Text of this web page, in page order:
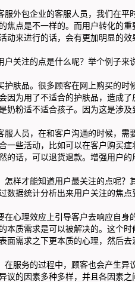
服外包企业的客服人员，我们在平
焦点是不一样的。而用户转化的
动来进行的话，会有更加明显的效
注的点是什么呢？举个例子来
。很多顾客在网上购买的时候
因为用了不适合的护肤品，造成
奶粉适不适合孩子。因为这是涉及
，在和客户沟通的时候，需要
一些活动，比如可以在客户购买
的话，可以退货退款。增强用户
能知道用户最关注的点呢？其
数据统计分析出来用户关注的焦
效应上引导客户去响应自身的
本质需求是可以被解决的。这个
面需求之下更本质的心理，然后去
的过程中，顾客也会产生异议
议的因素多种多样，并且各因素